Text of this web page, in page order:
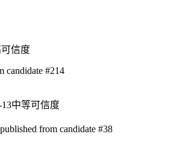
信度
candidate #214
13中等可信度
from candidate #38